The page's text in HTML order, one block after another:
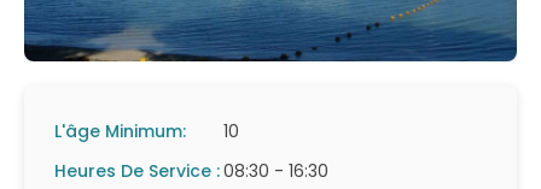
L'âge Minimum:
10
Heures De Service :08:30 - 16:30